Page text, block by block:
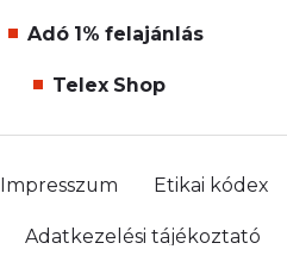
Adó 1% felajánlás
Telex Shop
Impresszum Etikai kódex
Adatkezelési tájékoztató